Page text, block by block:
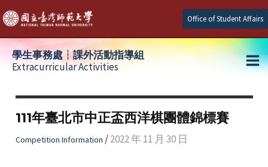
Skip
to
content
Office of Student Affairs
學生事務處┆課外活動指導組
Extracurricular Activities
111年臺北市中正盃西洋棋團體錦標賽
Competition Information /2022 年 11 月 30 日